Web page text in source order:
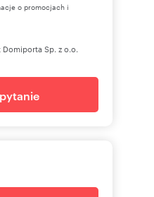
o promocjach i
Sp. z o.o.